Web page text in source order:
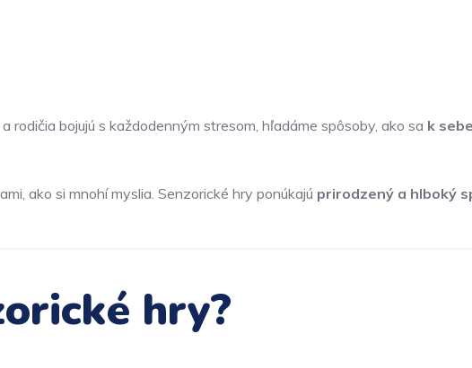
bojujú s každodenným stresom, hľadáme spôsoby, ako sa k
ako si mnohí myslia. Senzorické hry ponúkajú prirodzený a hlboký
hry?